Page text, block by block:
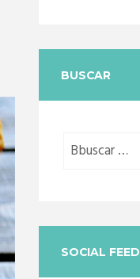
BUSCAR
SOCIAL FEED